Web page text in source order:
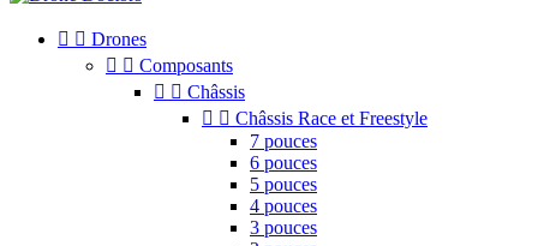
  Drones
  Composants
  Châssis
  Châssis Race et Freestyle
7 pouces
6 pouces
5 pouces
4 pouces
3 pouces